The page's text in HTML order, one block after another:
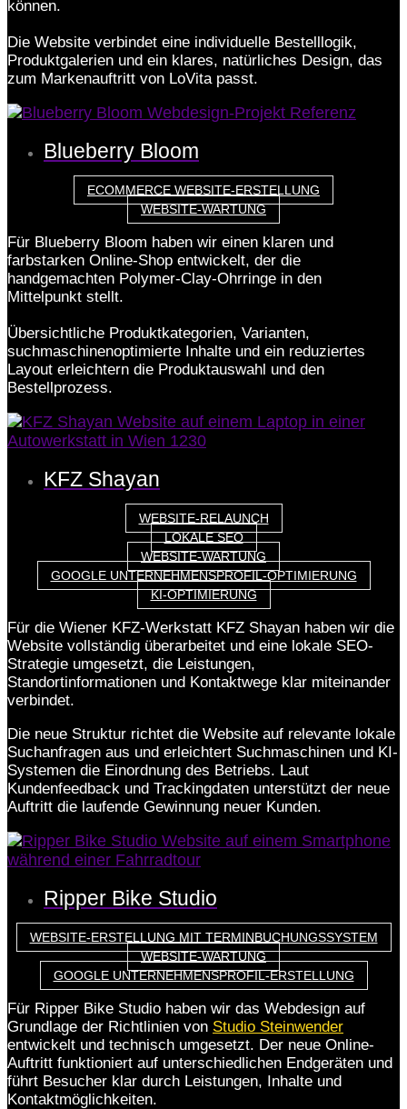
können.
Die Website verbindet eine individuelle Bestelllogik,
Produktgalerien und ein klares, natürliches Design, das
zum Markenauftritt von LoVita passt.
Blueberry Bloom
ECOMMERCE WEBSITE-ERSTELLUNG
WEBSITE-WARTUNG
Für Blueberry Bloom haben wir einen klaren und
farbstarken Online-Shop entwickelt, der die
handgemachten Polymer-Clay-Ohrringe in den
Mittelpunkt stellt.
Übersichtliche Produktkategorien, Varianten,
suchmaschinenoptimierte Inhalte und ein reduziertes
Layout erleichtern die Produktauswahl und den
Bestellprozess.
KFZ Shayan
WEBSITE-RELAUNCH
LOKALE SEO
WEBSITE-WARTUNG
GOOGLE UNTERNEHMENSPROFIL-OPTIMIERUNG
KI-OPTIMIERUNG
Für die Wiener KFZ-Werkstatt KFZ Shayan haben wir die
Website vollständig überarbeitet und eine lokale SEO-
Strategie umgesetzt, die Leistungen,
Standortinformationen und Kontaktwege klar miteinander
verbindet.
Die neue Struktur richtet die Website auf relevante lokale
Suchanfragen aus und erleichtert Suchmaschinen und KI-
Systemen die Einordnung des Betriebs. Laut
Kundenfeedback und Trackingdaten unterstützt der neue
Auftritt die laufende Gewinnung neuer Kunden.
Ripper Bike Studio
WEBSITE-ERSTELLUNG MIT TERMINBUCHUNGSSYSTEM
WEBSITE-WARTUNG
GOOGLE UNTERNEHMENSPROFIL-ERSTELLUNG
Für Ripper Bike Studio haben wir das Webdesign auf
Grundlage der Richtlinien von Studio Steinwender
entwickelt und technisch umgesetzt. Der neue Online-
Auftritt funktioniert auf unterschiedlichen Endgeräten und
führt Besucher klar durch Leistungen, Inhalte und
Kontaktmöglichkeiten.